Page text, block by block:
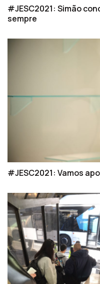
#JESC2021: Simão
sempre
#JESC2021: Vamos